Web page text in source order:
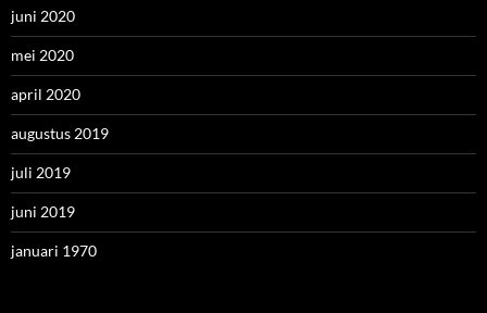
juni 2020
mei 2020
april 2020
augustus 2019
juli 2019
juni 2019
januari 1970